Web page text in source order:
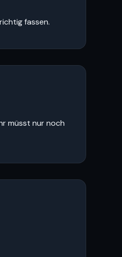
fassen.
müsst nur noch